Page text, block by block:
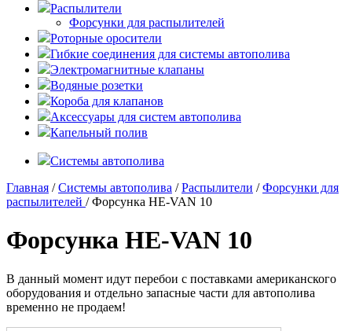
Распылители
Форсунки для распылителей
Роторные оросители
Гибкие соединения для системы автополива
Электромагнитные клапаны
Водяные розетки
Короба для клапанов
Аксессуары для систем автополива
Капельный полив
Системы автополива
Главная /Системы автополива /Распылители /Форсунки для
распылителей / Форсунка HE-VAN 10
Форсунка HE-VAN 10
В данный момент идут перебои с поставками американского
оборудования и отдельно запасные части для автополива
временно не продаем!